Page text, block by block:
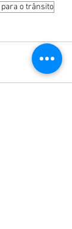
para o trânsito